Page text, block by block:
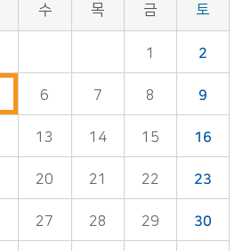
수 목 금 토
1 2
6 7 8 9
13 14 15 16
20 21 22 23
27 28 29 30